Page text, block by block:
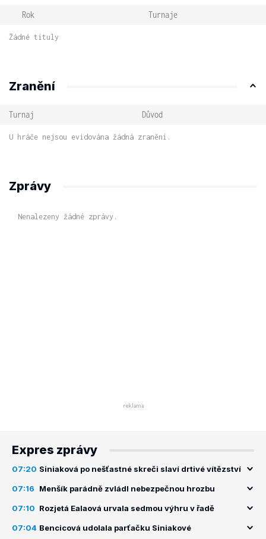
Rok Turnaje
Žádné tituly
Zranění
Turnaj Důvod
U hráče nejsou evidována žádná zranění.
Zprávy
Nenalezeny žádné zprávy.
Expres zprávy
07:20 Siniaková po nešťastné skreči slaví drtivé vítězství
07:16 Menšík parádně zvládl nebezpečnou hrozbu
07:10 Rozjetá Ealaová urvala sedmou výhru v řadě
07:04 Bencicová udolala parťačku Siniakové